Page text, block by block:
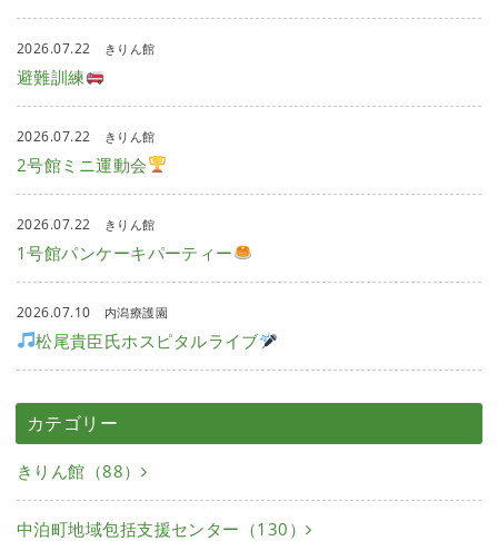
2026.07.22 きりん館
避難訓練
2026.07.22 きりん館
2号館ミニ運動会
2026.07.22 きりん館
1号館パンケーキパーティー
2026.07.10 内潟療護園
松尾貴臣氏ホスピタルライブ
カテゴリー
きりん館（88）
中泊町地域包括支援センター（130）